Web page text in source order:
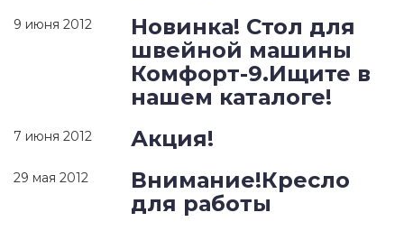
9 июня 2012
Новинка! Стол для
швейной машины
Комфорт-9.Ищите в
нашем каталоге!
7 июня 2012 Акция!
29 мая 2012
Внимание!Кресло
для работы